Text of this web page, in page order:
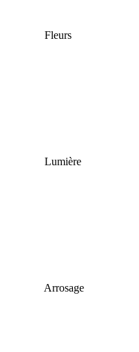
Fleurs
Lumière
Arrosage